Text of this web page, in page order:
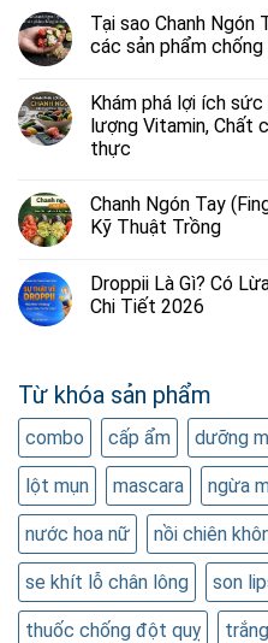
Tại sao Chanh Ngón
các sản phẩm chống
Khám phá lợi ích sức
lượng Vitamin, Chất
thực
Chanh Ngón Tay
Kỹ Thuật Trồng
Droppii Là Gì? Có
Chi Tiết 2026
Từ khóa sản phẩm
combo cấp ẩm dưỡng
lột mụn mascara ngừa
nước hoa nữ nồi chiên
se khít lỗ chân lông son
thuốc chống đột quỵ